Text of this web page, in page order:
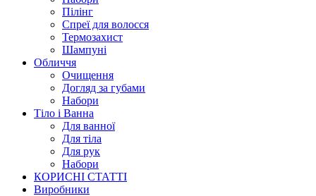
Пілінг
Спреї для волосся
Термозахист
Шампуні
Обличчя
Очищення
Догляд за губами
Набори
Тіло і Ванна
Для ванної
Для тіла
Для рук
Набори
КОРИСНІ СТАТТІ
Виробники